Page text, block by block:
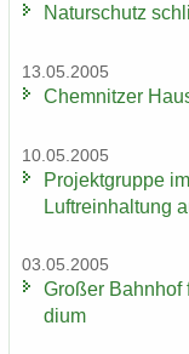
Na­tur­schutz
13.05.2005
Chem­nit­zer
10.05.2005
Pro­jekt­grup­pe
Luft­rein­hal­tung
03.05.2005
Gro­ßer Bahn­hof
di­um